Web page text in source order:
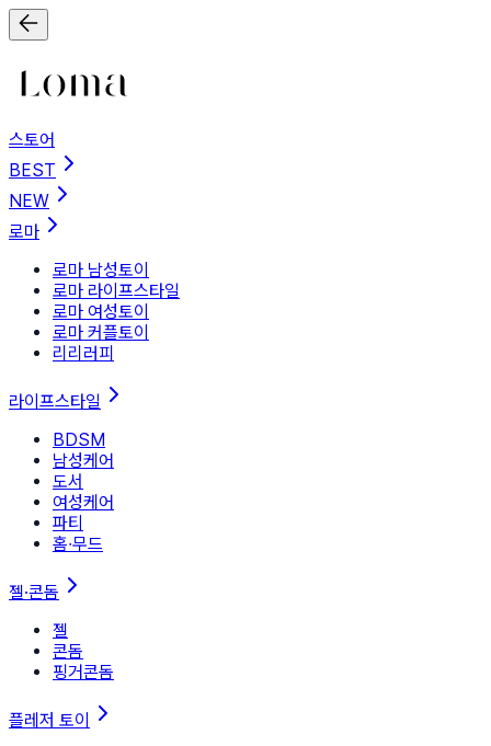
스토어
BEST
NEW
로마
로마 남성토이
로마 라이프스타일
로마 여성토이
로마 커플토이
리리러피
라이프스타일
BDSM
남성케어
도서
여성케어
파티
홈∙무드
젤·콘돔
젤
콘돔
핑거콘돔
플레저 토이